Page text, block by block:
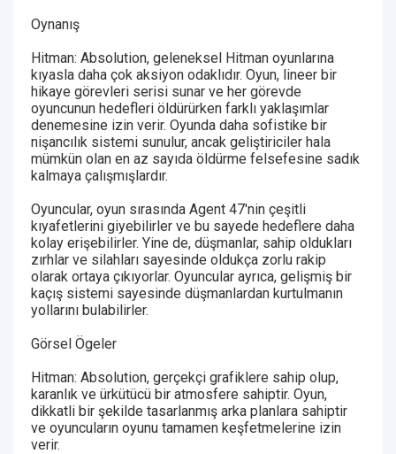
Oynanış
Hitman: Absolution, geleneksel Hitman oyunlarına
kıyasla daha çok aksiyon odaklıdır. Oyun, lineer bir
hikaye görevleri serisi sunar ve her görevde
oyuncunun hedefleri öldürürken farklı yaklaşımlar
denemesine izin verir. Oyunda daha sofistike bir
nişancılık sistemi sunulur, ancak geliştiriciler hala
mümkün olan en az sayıda öldürme felsefesine sadık
kalmaya çalışmışlardır.
Oyuncular, oyun sırasında Agent 47'nin çeşitli
kıyafetlerini giyebilirler ve bu sayede hedeflere daha
kolay erişebilirler. Yine de, düşmanlar, sahip oldukları
zırhlar ve silahları sayesinde oldukça zorlu rakip
olarak ortaya çıkıyorlar. Oyuncular ayrıca, gelişmiş bir
kaçış sistemi sayesinde düşmanlardan kurtulmanın
yollarını bulabilirler.
Görsel Ögeler
Hitman: Absolution, gerçekçi grafiklere sahip olup,
karanlık ve ürkütücü bir atmosfere sahiptir. Oyun,
dikkatli bir şekilde tasarlanmış arka planlara sahiptir
ve oyuncuların oyunu tamamen keşfetmelerine izin
verir.